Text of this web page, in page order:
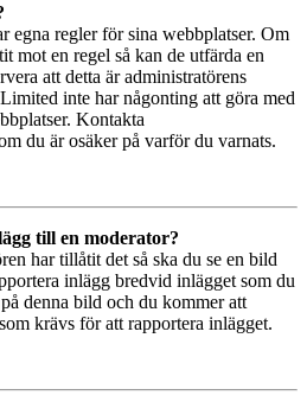
egna regler för sina webbplatser. Om
mot en regel så kan de utfärda en
att detta är administratörens
inte har någonting att göra med
Kontakta
du är osäker på varför du varnats.
till en moderator?
har tillåtit det så ska du se en bild
inlägg bredvid inlägget som du
denna bild och du kommer att
krävs för att rapportera inlägget.